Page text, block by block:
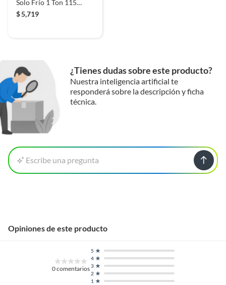
Solo Frío 1 Ton 115
Voltios
$5,719
¿Tienes dudas sobre este producto?
Nuestra inteligencia artificial te
responderá sobre la descripción y ficha
técnica.
Escribe una pregunta
Opiniones de este producto
0comentarios
1
2
3
4
5